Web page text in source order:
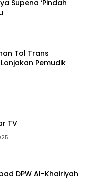
Supena ‘Pindah
Tol Trans
Pemudik
TV
DPW Al-Khairiyah